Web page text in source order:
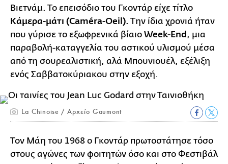
Βιετνάμ. Το επεισόδιο του Γκοντάρ είχε τίτλο
Κάμερα-μάτι (Caméra-Oeil). Την ίδια χρονιά ήταν
που γύρισε το εξωφρενικά βίαιο Week-End, μια
παραβολή-καταγγελία του αστικού υλισμού μέσα
από τη σουρεαλιστική, αλά Μπουνιουέλ, εξέλιξη
ενός Σαββατοκύριακου στην εξοχή.
La Chinoise / Αρχείο Gaumont
Τον Μάη του 1968 ο Γκοντάρ πρωτοστάτησε τόσο
στους αγώνες των φοιτητών όσο και στο Φεστιβάλ